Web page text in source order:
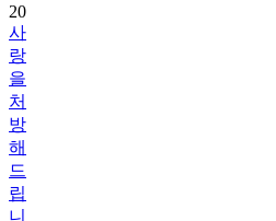
20
사
랑
을
처
방
해
드
립
니